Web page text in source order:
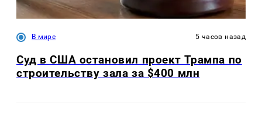
В мире 5 часов назад
Суд в США остановил проект Трампа по
строительству зала за $400 млн